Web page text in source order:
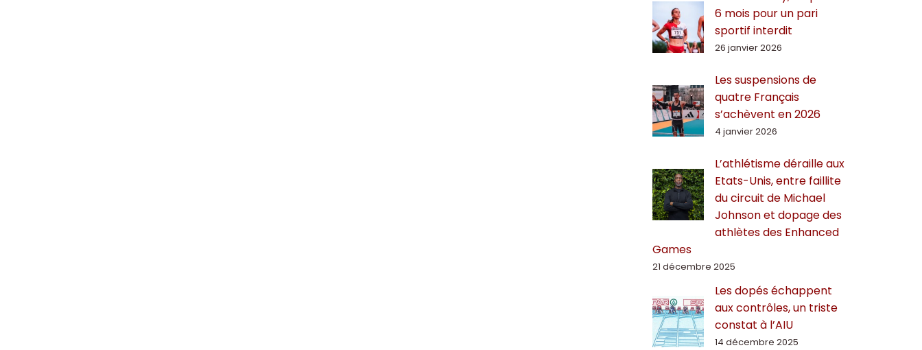
6 mois pour un pari
sportif interdit
26 janvier 2026
Les suspensions de
quatre Français
s’achèvent en 2026
4 janvier 2026
L’athlétisme déraille aux
Etats-Unis, entre faillite
du circuit de Michael
Johnson et dopage des
athlètes des Enhanced
Games
21 décembre 2025
Les dopés échappent
aux contrôles, un triste
constat à l’AIU
14 décembre 2025